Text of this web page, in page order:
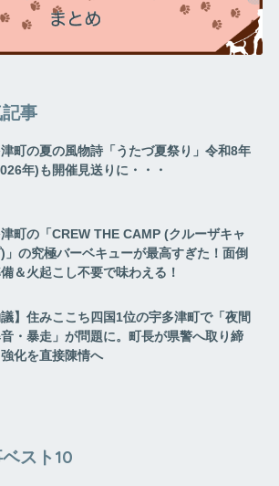
事
町の夏の風物詩「うたづ夏祭り」令和8年
年)も開催見送りに・・・
町の「CREW THE CAMP (クルーザキャ
」の究極バーベキューが最高すぎた！面倒
＆火起こし不要で味わえる！
議】住みここち四国1位の宇多津町で「夜間
・暴走」が問題に。町長が県警へ取り締
化を直接陳情へ
スト10